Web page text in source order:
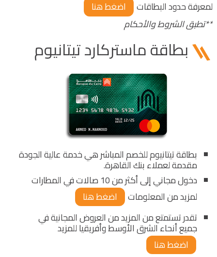
لمعرفة حدود البطاقات
اضغط هنا
**تطبق الشروط والأحكام
بطاقة ماستركارد تيتانيوم
بطاقة تيتانيوم للخصم المباشر هي خدمة عالية الجودة
مقدمة لعملاء بنك القاهرة.
دخول مجاني إلى أكثر من 10 صالات في المطارات
لمزيد من المعلومات
اضغط هنا
تقدر تستمتع من المزيد من العروض المجانية في
جميع أنحاء الشرق الأوسط وأفريقيا للمزيد
اضغط هنا